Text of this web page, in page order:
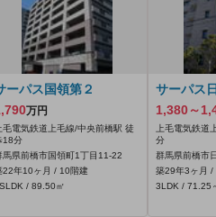
ーパス国領第２
万円
毛電気鉄道上毛線/中央前橋駅 徒
18分
馬県前橋市国領町1丁目11-22
22年10ヶ月 / 10階建
/ 89.50㎡
サーパス
1,380～
上毛電気鉄道
分
群馬県前橋市
築29年3ヶ月 /
3LDK / 71.25